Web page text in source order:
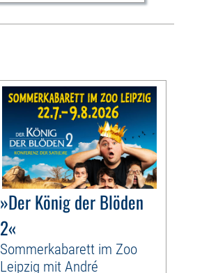
»Der König der Blöden
2«
Sommerkabarett im Zoo
Leipzig mit André